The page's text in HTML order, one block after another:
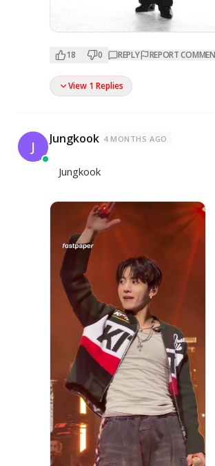
18 0 REPLY REPORT
View 1 Replies
J Jungkook 4 MONTHS AGO
Jungkook